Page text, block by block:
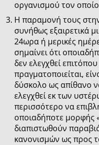
οργανισμού τον
Η παραμονή τους
συνήθως εξαιρετικά
24ωρα ή μερικές
σημαίνει ότι
δεν ελεγχθεί
πραγματοποιείται,
δύσκολο ως απίθανο
ελεγχθεί εκ των
περισσότερο να
οποιαδήποτε μορφής
διαπιστωθούν
κανονισμών ως προς